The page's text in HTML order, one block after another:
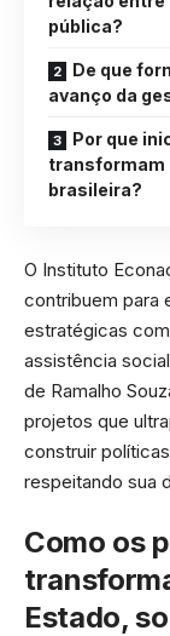
pública?
De que
avanço da
Por que
transformam
brasileira?
O Instituto
contribuem para
estratégicas
assistência
de Ramalho
projetos que
construir
respeitando sua
Como os
Estado,